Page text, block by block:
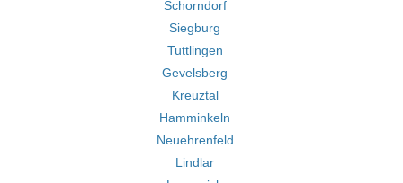
Schorndorf
Siegburg
Tuttlingen
Gevelsberg
Kreuztal
Hamminkeln
Neuehrenfeld
Lindlar